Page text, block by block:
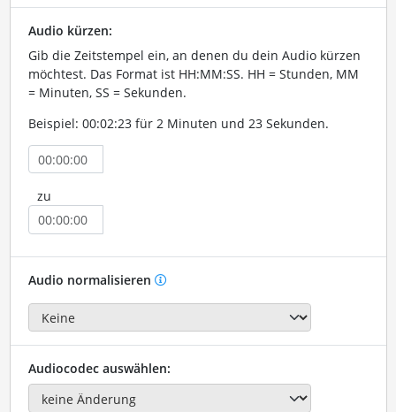
Audio kürzen:
Gib die Zeitstempel ein, an denen du dein Audio kürzen
möchtest. Das Format ist HH:MM:SS. HH = Stunden, MM
= Minuten, SS = Sekunden.
Beispiel: 00:02:23 für 2 Minuten und 23 Sekunden.
zu
Audio normalisieren
Audiocodec auswählen: